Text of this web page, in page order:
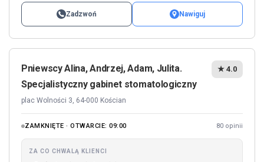
Zadzwoń Nawiguj
Pniewscy Alina, Andrzej, Adam, Julita.
Specjalistyczny gabinet stomatologiczny
plac Wolności 3, 64-000 Kościan
★ 4.0
ZAMKNIĘTE · OTWARCIE: 09:00 80 opinii
ZA CO CHWALĄ KLIENCI